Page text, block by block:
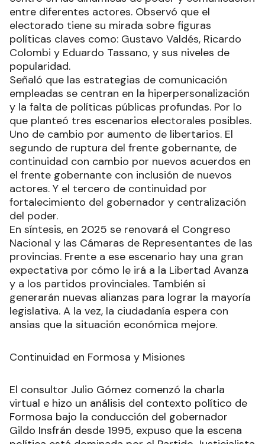
entre diferentes actores. Observó que el
electorado tiene su mirada sobre figuras
políticas claves como: Gustavo Valdés, Ricardo
Colombi y Eduardo Tassano, y sus niveles de
popularidad.
Señaló que las estrategias de comunicación
empleadas se centran en la hiperpersonalización
y la falta de políticas públicas profundas. Por lo
que planteó tres escenarios electorales posibles.
Uno de cambio por aumento de libertarios. El
segundo de ruptura del frente gobernante, de
continuidad con cambio por nuevos acuerdos en
el frente gobernante con inclusión de nuevos
actores. Y el tercero de continuidad por
fortalecimiento del gobernador y centralización
del poder.
En síntesis, en 2025 se renovará el Congreso
Nacional y las Cámaras de Representantes de las
provincias. Frente a ese escenario hay una gran
expectativa por cómo le irá a la Libertad Avanza
y a los partidos provinciales. También si
generarán nuevas alianzas para lograr la mayoría
legislativa. A la vez, la ciudadanía espera con
ansias que la situación económica mejore.
Continuidad en Formosa y Misiones
El consultor Julio Gómez comenzó la charla
virtual e hizo un análisis del contexto político de
Formosa bajo la conducción del gobernador
Gildo Insfrán desde 1995, expuso que la escena